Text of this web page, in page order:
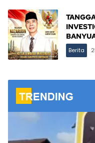
Berita